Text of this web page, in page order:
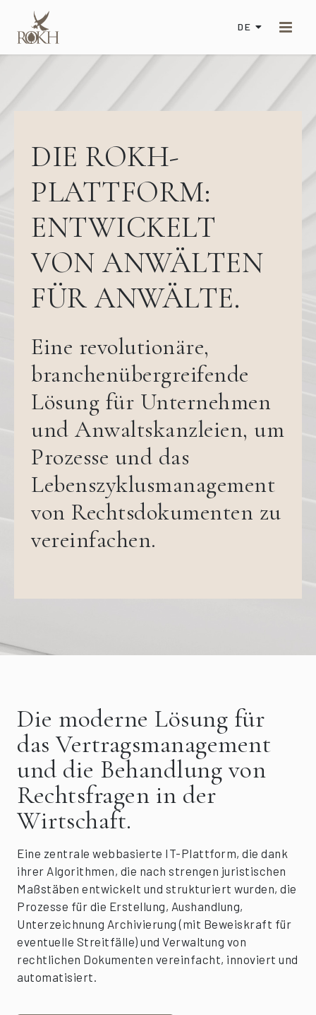
DE
DIE ROKH-
PLATTFORM:
ENTWICKELT
VON ANWÄLTEN
FÜR ANWÄLTE.
Eine revolutionäre,
branchenübergreifende
Lösung für Unternehmen
und Anwaltskanzleien, um
Prozesse und das
Lebenszyklusmanagement
von Rechtsdokumenten zu
vereinfachen.
Die moderne Lösung für
das Vertragsmanagement
und die Behandlung von
Rechtsfragen in der
Wirtschaft.
Eine zentrale webbasierte IT-Plattform, die dank
ihrer Algorithmen, die nach strengen juristischen
Maßstäben entwickelt und strukturiert wurden, die
Prozesse für die Erstellung, Aushandlung,
Unterzeichnung Archivierung (mit Beweiskraft für
eventuelle Streitfälle) und Verwaltung von
rechtlichen Dokumenten vereinfacht, innoviert und
automatisiert.